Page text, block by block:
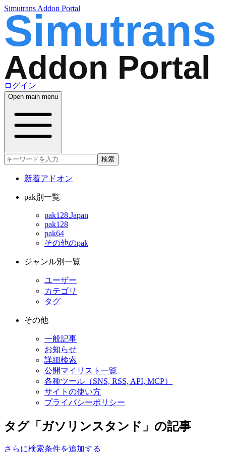
Simutrans Addon Portal
ログイン
Open main menu
検索
新着アドオン
pak別一覧
pak128.Japan
pak128
pak64
その他のpak
ジャンル別一覧
ユーザー
カテゴリ
タグ
その他
一般記事
お知らせ
詳細検索
公開マイリスト一覧
各種ツール（SNS, RSS, API, MCP）
サイトの使い方
プライバシーポリシー
タグ「ガソリンスタンド」の記事
さらに検索条件を追加する